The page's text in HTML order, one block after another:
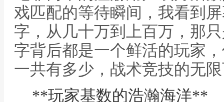
戏匹配的等待瞬间，我看到
字，从几十万到上百万，那
字背后都是一个鲜活的玩家
一共有多少，战术竞技的无
**玩家基数的浩瀚海洋**